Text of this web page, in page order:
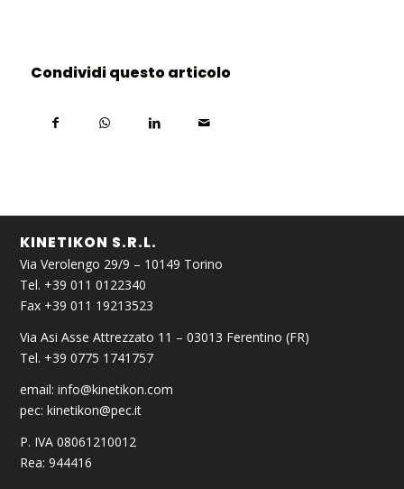
Condividi questo articolo
KINETIKON S.R.L.
Via Verolengo 29/9 – 10149 Torino
Tel. +39 011 0122340
Fax +39 011 19213523
Via Asi Asse Attrezzato 11 – 03013 Ferentino (FR)
Tel. +39 0775 1741757
email:info@kinetikon.com
pec:kinetikon@pec.it
P. IVA 08061210012
Rea: 944416